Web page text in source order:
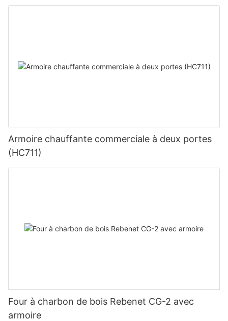
Armoire chauffante commerciale à deux portes
(HC711)
Four à charbon de bois Rebenet CG-2 avec
armoire